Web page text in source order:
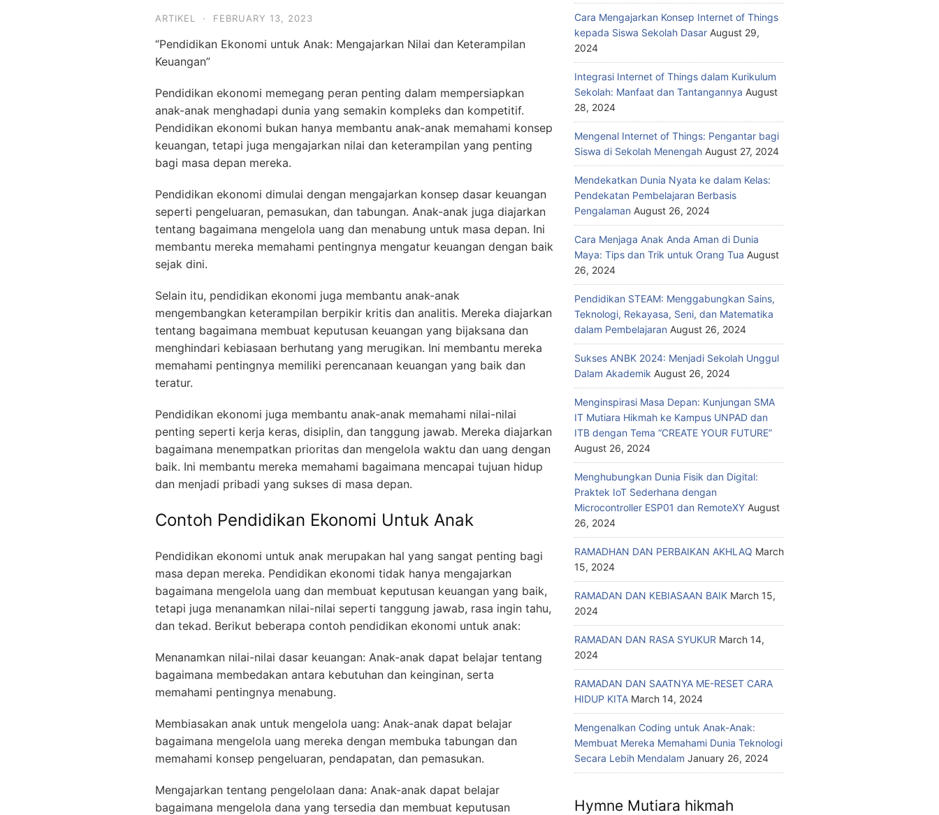
ARTIKEL · FEBRUARY 13, 2023
“Pendidikan Ekonomi untuk Anak: Mengajarkan Nilai dan Keterampilan
Keuangan”
Pendidikan ekonomi memegang peran penting dalam mempersiapkan
anak-anak menghadapi dunia yang semakin kompleks dan kompetitif.
Pendidikan ekonomi bukan hanya membantu anak-anak memahami konsep
keuangan, tetapi juga mengajarkan nilai dan keterampilan yang penting
bagi masa depan mereka.
Pendidikan ekonomi dimulai dengan mengajarkan konsep dasar keuangan
seperti pengeluaran, pemasukan, dan tabungan. Anak-anak juga diajarkan
tentang bagaimana mengelola uang dan menabung untuk masa depan. Ini
membantu mereka memahami pentingnya mengatur keuangan dengan baik
sejak dini.
Selain itu, pendidikan ekonomi juga membantu anak-anak
mengembangkan keterampilan berpikir kritis dan analitis. Mereka diajarkan
tentang bagaimana membuat keputusan keuangan yang bijaksana dan
menghindari kebiasaan berhutang yang merugikan. Ini membantu mereka
memahami pentingnya memiliki perencanaan keuangan yang baik dan
teratur.
Pendidikan ekonomi juga membantu anak-anak memahami nilai-nilai
penting seperti kerja keras, disiplin, dan tanggung jawab. Mereka diajarkan
bagaimana menempatkan prioritas dan mengelola waktu dan uang dengan
baik. Ini membantu mereka memahami bagaimana mencapai tujuan hidup
dan menjadi pribadi yang sukses di masa depan.
Contoh Pendidikan Ekonomi Untuk Anak
Pendidikan ekonomi untuk anak merupakan hal yang sangat penting bagi
masa depan mereka. Pendidikan ekonomi tidak hanya mengajarkan
bagaimana mengelola uang dan membuat keputusan keuangan yang baik,
tetapi juga menanamkan nilai-nilai seperti tanggung jawab, rasa ingin tahu,
dan tekad. Berikut beberapa contoh pendidikan ekonomi untuk anak:
Menanamkan nilai-nilai dasar keuangan: Anak-anak dapat belajar tentang
bagaimana membedakan antara kebutuhan dan keinginan, serta
memahami pentingnya menabung.
Membiasakan anak untuk mengelola uang: Anak-anak dapat belajar
bagaimana mengelola uang mereka dengan membuka tabungan dan
memahami konsep pengeluaran, pendapatan, dan pemasukan.
Mengajarkan tentang pengelolaan dana: Anak-anak dapat belajar
bagaimana mengelola dana yang tersedia dan membuat keputusan
Cara Mengajarkan Konsep Internet of Things
kepada Siswa Sekolah Dasar August 29,
2024
Integrasi Internet of Things dalam Kurikulum
Sekolah: Manfaat dan Tantangannya August
28, 2024
Mengenal Internet of Things: Pengantar bagi
Siswa di Sekolah Menengah August 27, 2024
Mendekatkan Dunia Nyata ke dalam Kelas:
Pendekatan Pembelajaran Berbasis
Pengalaman August 26, 2024
Cara Menjaga Anak Anda Aman di Dunia
Maya: Tips dan Trik untuk Orang Tua August
26, 2024
Pendidikan STEAM: Menggabungkan Sains,
Teknologi, Rekayasa, Seni, dan Matematika
dalam Pembelajaran August 26, 2024
Sukses ANBK 2024: Menjadi Sekolah Unggul
Dalam Akademik August 26, 2024
Menginspirasi Masa Depan: Kunjungan SMA
IT Mutiara Hikmah ke Kampus UNPAD dan
ITB dengan Tema “CREATE YOUR FUTURE”
August 26, 2024
Menghubungkan Dunia Fisik dan Digital:
Praktek IoT Sederhana dengan
Microcontroller ESP01 dan RemoteXY August
26, 2024
RAMADHAN DAN PERBAIKAN AKHLAQ March
15, 2024
RAMADAN DAN KEBIASAAN BAIK March 15,
2024
RAMADAN DAN RASA SYUKUR March 14,
2024
RAMADAN DAN SAATNYA ME-RESET CARA
HIDUP KITA March 14, 2024
Mengenalkan Coding untuk Anak-Anak:
Membuat Mereka Memahami Dunia Teknologi
Secara Lebih Mendalam January 26, 2024
Hymne Mutiara hikmah